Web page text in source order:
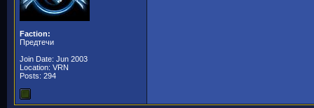
Faction:
Предтечи
Join Date: Jun 2003
Location: VRN
Posts: 294